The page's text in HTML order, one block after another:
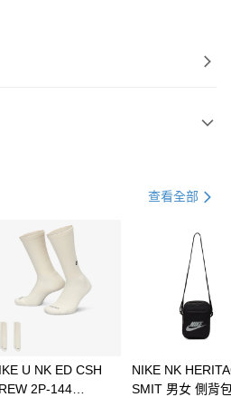
21家銀行
第一商業銀行
彰化商業銀行
查看全部
U NK ED CSH
2P-144
NIKE NK
SMIT 男女 側背